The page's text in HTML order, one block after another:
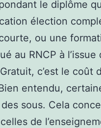
le diplôme
élection
ou une
au RNCP à
c’est le coût
entendu,
sous. Cela
de